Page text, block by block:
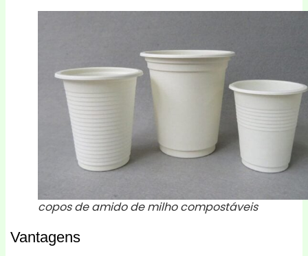
copos de amido de milho compostáveis
Vantagens